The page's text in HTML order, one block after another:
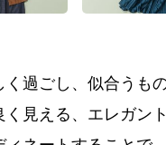
く過ごし、似合うも
く見える、エレガン